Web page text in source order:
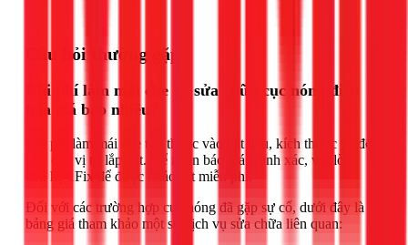
Câu hỏi thường gặp
Chi phí làm mái che và sửa chữa cục nóng điều
hòa giá bao nhiêu?
Chi phí làm mái che tùy thuộc vào vật liệu, kích thước và độ
khó của vị trí lắp đặt. Để nhận báo giá chính xác, vui lòng
liên hệ 1Fix để được khảo sát miễn phí.
Đối với các trường hợp cục nóng đã gặp sự cố, dưới đây là
bảng giá tham khảo một số dịch vụ sửa chữa liên quan: